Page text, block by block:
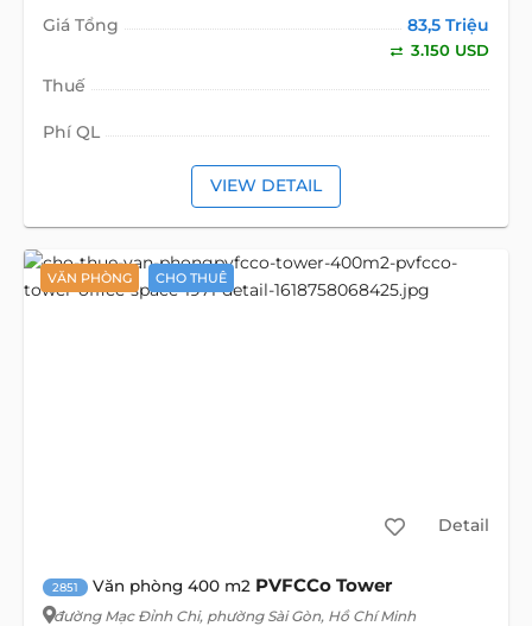
Giá Tổng 83,5 Triệu
3.150 USD
Thuế
Phí QL
VIEW DETAIL
VĂN PHÒNG CHO THUÊ
Detail
2851 Văn phòng 400 m2 PVFCCo Tower
đường Mạc Đỉnh Chi, phường Sài Gòn, Hồ Chí Minh